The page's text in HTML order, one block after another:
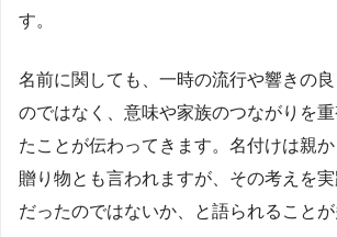
す。
名前に関しても、一時の流行や響きの
のではなく、意味や家族のつながりを
たことが伝わってきます。名付けは親
贈り物とも言われますが、その考えを
だったのではないか、と語られることが